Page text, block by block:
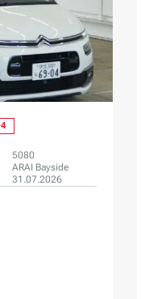
4
5080
ARAI Bayside
31.07.2026